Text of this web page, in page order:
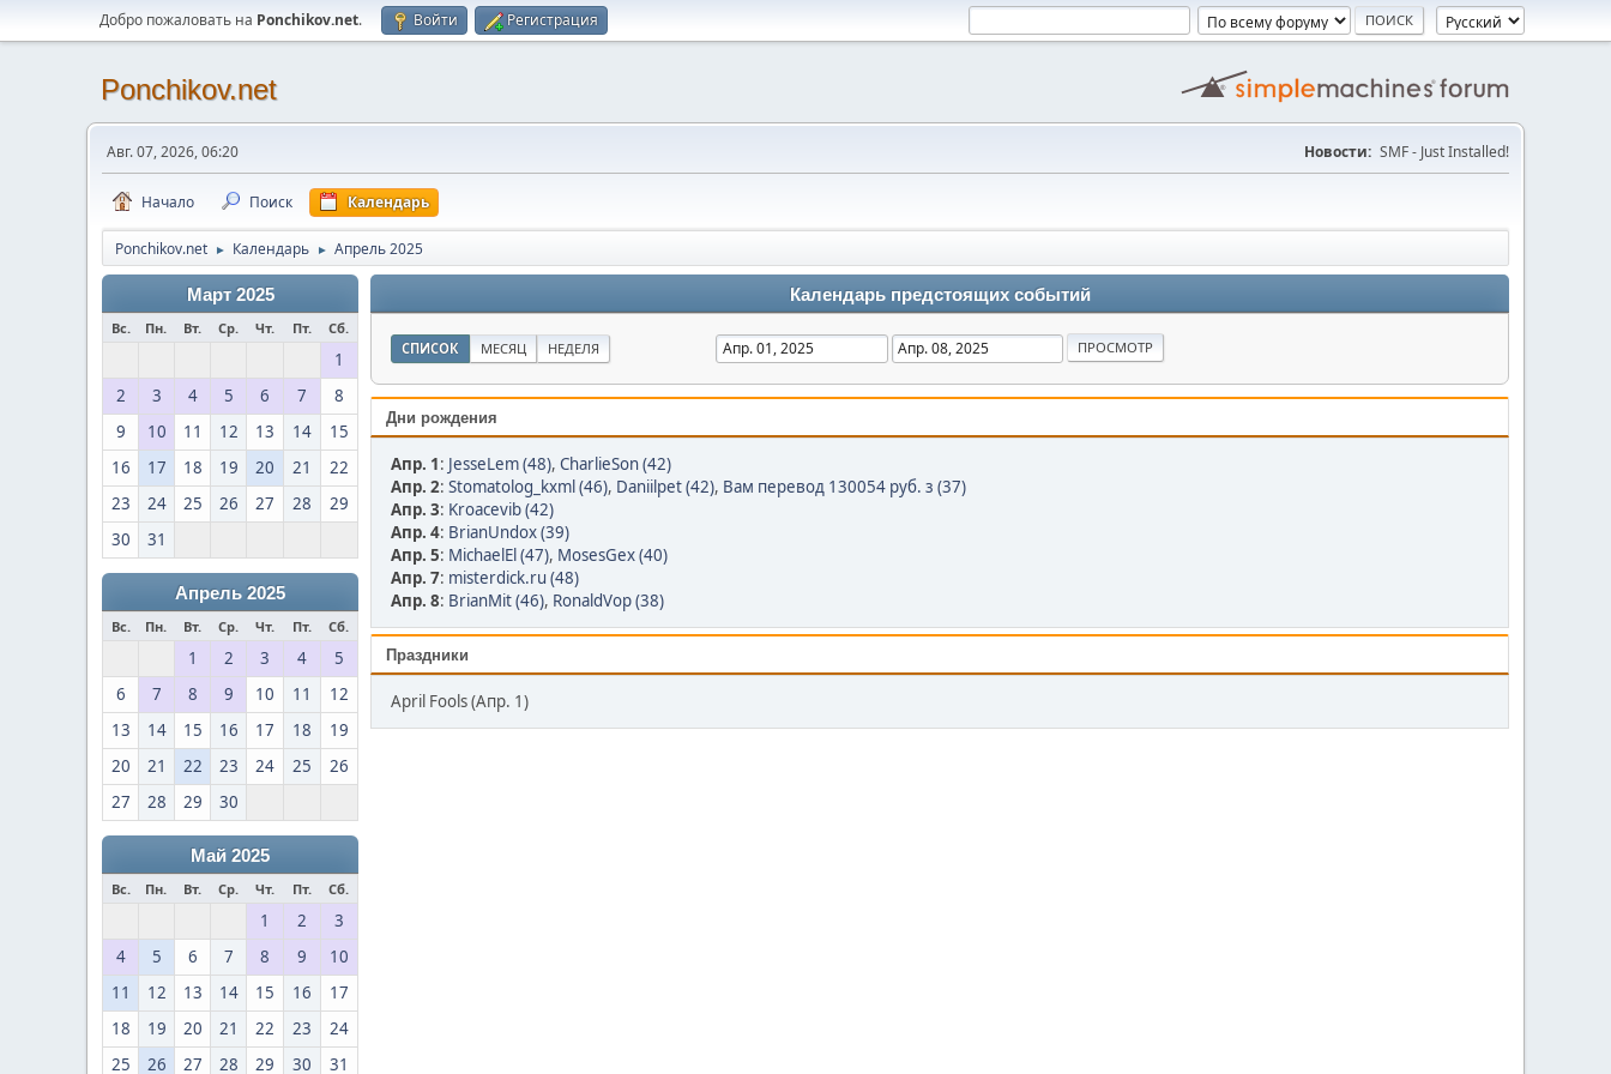
Добро пожаловать на Ponchikov.net. Войти Регистрация
Ponchikov.net
Авг. 07, 2026, 06:20 Новости: SMF - Just Installed!
Начало Поиск Календарь
Ponchikov.net ► Календарь ► Апрель 2025
Март 2025
Вс. Пн. Вт. Ср. Чт. Пт. Сб.
1
2
3 4 5 6 7
8
9
10 11 12 13 14
15
16
17 18 19 20 21
22
23
24 25 26 27 28
29
30
31
Апрель 2025
Вс. Пн. Вт. Ср. Чт. Пт. Сб.
1 2 3 4
5
6
7 8 9 10 11
12
13
14 15 16 17 18
19
20
21 22 23 24 25
26
27
28 29 30
Май 2025
Вс. Пн. Вт. Ср. Чт. Пт. Сб.
1 2
3
4
5 6 7 8 9
10
11
12 13 14 15 16
17
18
19 20 21 22 23
24
25
26 27 28 29 30 31
Календарь предстоящих событий
СПИСОК МЕСЯЦ НЕДЕЛЯ
Дни рождения
Апр. 1: JesseLem (48), CharlieSon (42)
Апр. 2: Stomatolog_kxml (46), Daniilpet (42), Вам перевод 130054 руб. з (37)
Апр. 3: Kroacevib (42)
Апр. 4: BrianUndox (39)
Апр. 5: MichaelEl (47), MosesGex (40)
Апр. 7: misterdick.ru (48)
Апр. 8: BrianMit (46), RonaldVop (38)
Праздники
April Fools (Апр. 1)